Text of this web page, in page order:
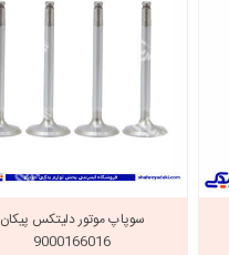
سوپاپ موتور دلیتکس پیکان
9000166016